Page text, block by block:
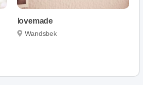
lovemade
Wandsbek